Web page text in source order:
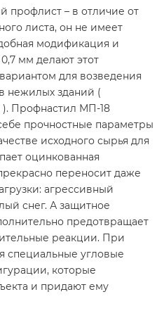
профлист – в отличие от
листа, он не имеет
модификация и
мм делают этот
для возведения
нежилых зданий (
). Профнастил МП-18
прочностные параметры
исходного сырья для
оцинкованная
переносит даже
агрессивный
снег. А защитное
предотвращает
реакции. При
специальные угловые
которые
и придают ему